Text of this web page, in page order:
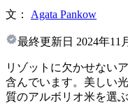
文： Agata Pankow
最終更新日 2024年11
リゾットに欠かせない
含んでいます。美しい
質のアルボリオ米を選